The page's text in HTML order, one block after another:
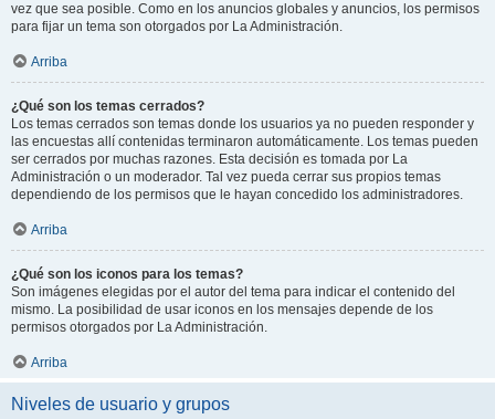
vez que sea posible. Como en los anuncios globales y anuncios, los permisos
para fijar un tema son otorgados por La Administración.
Arriba
¿Qué son los temas cerrados?
Los temas cerrados son temas donde los usuarios ya no pueden responder y
las encuestas allí contenidas terminaron automáticamente. Los temas pueden
ser cerrados por muchas razones. Esta decisión es tomada por La
Administración o un moderador. Tal vez pueda cerrar sus propios temas
dependiendo de los permisos que le hayan concedido los administradores.
Arriba
¿Qué son los iconos para los temas?
Son imágenes elegidas por el autor del tema para indicar el contenido del
mismo. La posibilidad de usar iconos en los mensajes depende de los
permisos otorgados por La Administración.
Arriba
Niveles de usuario y grupos